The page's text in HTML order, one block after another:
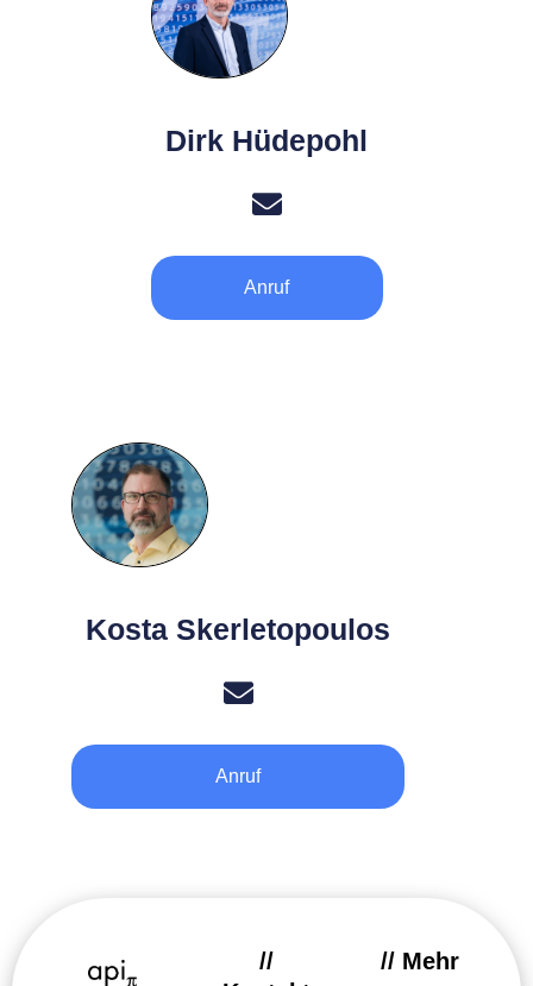
Dirk Hüdepohl
Anruf
Kosta Skerletopoulos
Anruf
//
// Mehr